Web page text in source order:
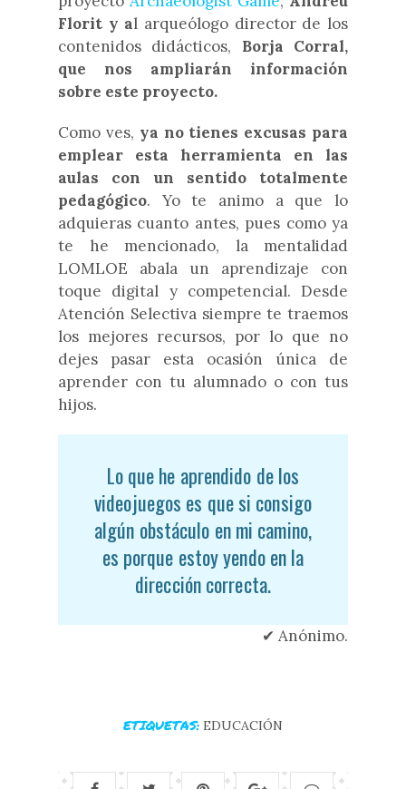
Florit y al arqueólogo director de los
contenidos didácticos, Borja Corral,
que nos ampliarán información
sobre este proyecto.
Como ves, ya no tienes excusas para
emplear esta herramienta en las
aulas con un sentido totalmente
pedagógico. Yo te animo a que lo
adquieras cuanto antes, pues como ya
te he mencionado, la mentalidad
LOMLOE abala un aprendizaje con
toque digital y competencial. Desde
Atención Selectiva siempre te traemos
los mejores recursos, por lo que no
dejes pasar esta ocasión única de
aprender con tu alumnado o con tus
hijos.
Lo que he aprendido de los
videojuegos es que si consigo
algún obstáculo en mi camino,
es porque estoy yendo en la
dirección correcta.
✔ Anónimo.
ETIQUETAS: EDUCACIÓN